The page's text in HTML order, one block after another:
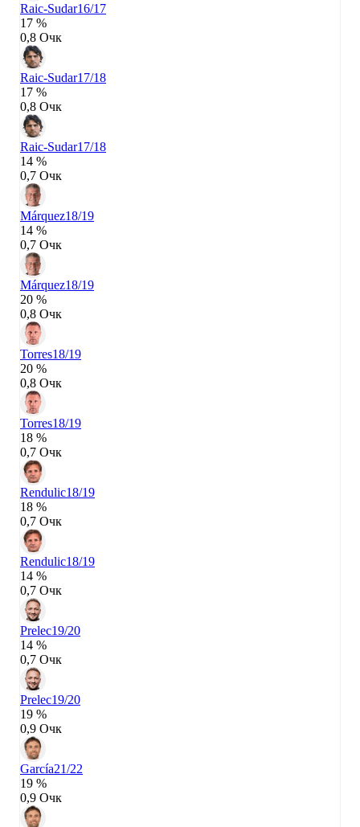
Raic-Sudar16/17
17 %
0,8 Очк
Raic-Sudar17/18
17 %
0,8 Очк
Raic-Sudar17/18
14 %
0,7 Очк
Márquez18/19
14 %
0,7 Очк
Márquez18/19
20 %
0,8 Очк
Torres18/19
20 %
0,8 Очк
Torres18/19
18 %
0,7 Очк
Rendulic18/19
18 %
0,7 Очк
Rendulic18/19
14 %
0,7 Очк
Prelec19/20
14 %
0,7 Очк
Prelec19/20
19 %
0,9 Очк
García21/22
19 %
0,9 Очк